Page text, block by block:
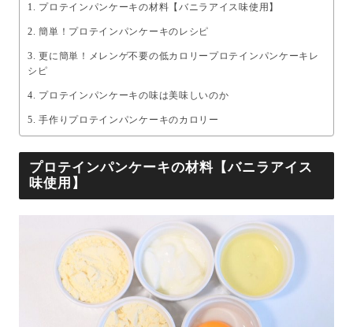
プロテインパンケーキの材料【バニラアイス味使用】
簡単！プロテインパンケーキのレシピ
更に簡単！メレンゲ不要の低カロリープロテインパンケーキレ
シピ
プロテインパンケーキの味は美味しいのか
手作りプロテインパンケーキのカロリー
プロテインパンケーキの材料【バニラアイス
味使用】